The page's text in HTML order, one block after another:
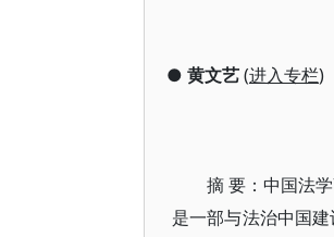
● 黄文艺(进入专栏)
摘 要：中国法
是一部与法治中国